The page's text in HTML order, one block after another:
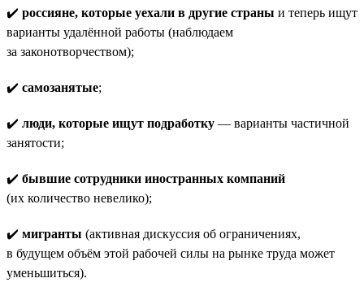
✔️ россияне, которые уехали в другие страны и теперь ищут
варианты удалённой работы (наблюдаем
за законотворчеством);
✔️ самозанятые;
✔️ люди, которые ищут подработку — варианты частичной
занятости;
✔️ бывшие сотрудники иностранных компаний
(их количество невелико);
✔️ мигранты (активная дискуссия об ограничениях,
в будущем объём этой рабочей силы на рынке труда может
уменьшиться).